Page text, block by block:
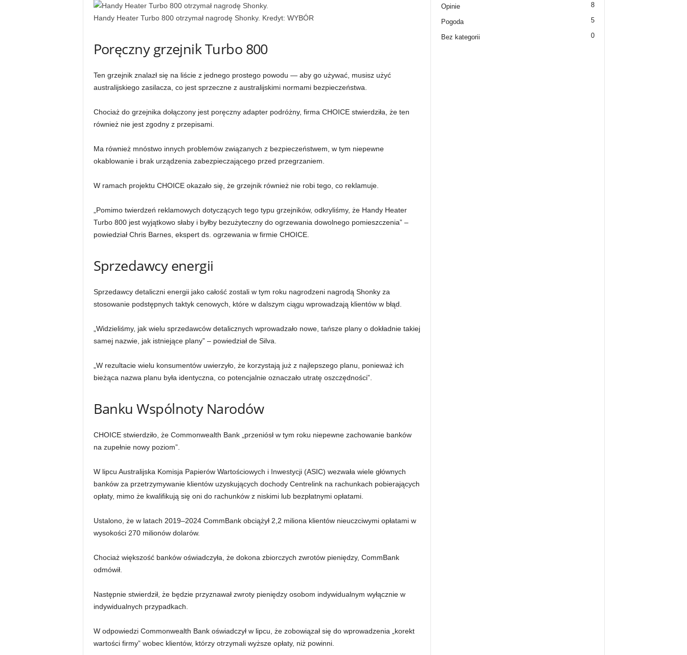
Handy Heater Turbo 800 otrzymał nagrodę Shonky. Kredyt: WYBÓR
Poręczny grzejnik Turbo 800
Ten grzejnik znalazł się na liście z jednego prostego powodu — aby go używać, musisz użyć
australijskiego zasilacza, co jest sprzeczne z australijskimi normami bezpieczeństwa.
Chociaż do grzejnika dołączony jest poręczny adapter podróżny, firma CHOICE stwierdziła, że ​​ten
również nie jest zgodny z przepisami.
Ma również mnóstwo innych problemów związanych z bezpieczeństwem, w tym niepewne
okablowanie i brak urządzenia zabezpieczającego przed przegrzaniem.
W ramach projektu CHOICE okazało się, że grzejnik również nie robi tego, co reklamuje.
„Pomimo twierdzeń reklamowych dotyczących tego typu grzejników, odkryliśmy, że Handy Heater
Turbo 800 jest wyjątkowo słaby i byłby bezużyteczny do ogrzewania dowolnego pomieszczenia” –
powiedział Chris Barnes, ekspert ds. ogrzewania w firmie CHOICE.
Sprzedawcy energii
Sprzedawcy detaliczni energii jako całość zostali w tym roku nagrodzeni nagrodą Shonky za
stosowanie podstępnych taktyk cenowych, które w dalszym ciągu wprowadzają klientów w błąd.
„Widzieliśmy, jak wielu sprzedawców detalicznych wprowadzało nowe, tańsze plany o dokładnie takiej
samej nazwie, jak istniejące plany” – powiedział de Silva.
„W rezultacie wielu konsumentów uwierzyło, że korzystają już z najlepszego planu, ponieważ ich
bieżąca nazwa planu była identyczna, co potencjalnie oznaczało utratę oszczędności”.
Banku Wspólnoty Narodów
CHOICE stwierdziło, że Commonwealth Bank „przeniósł w tym roku niepewne zachowanie banków
na zupełnie nowy poziom”.
W lipcu Australijska Komisja Papierów Wartościowych i Inwestycji (ASIC) wezwała wiele głównych
banków za przetrzymywanie klientów uzyskujących dochody Centrelink na rachunkach pobierających
opłaty, mimo że kwalifikują się oni do rachunków z niskimi lub bezpłatnymi opłatami.
Ustalono, że w latach 2019–2024 CommBank obciążył 2,2 miliona klientów nieuczciwymi opłatami w
wysokości 270 milionów dolarów.
Chociaż większość banków oświadczyła, że ​​dokona zbiorczych zwrotów pieniędzy, CommBank
odmówił.
Następnie stwierdził, że będzie przyznawał zwroty pieniędzy osobom indywidualnym wyłącznie w
indywidualnych przypadkach.
W odpowiedzi Commonwealth Bank oświadczył w lipcu, że zobowiązał się do wprowadzenia „korekt
wartości firmy” wobec klientów, którzy otrzymali wyższe opłaty, niż powinni.
Opinie 8
Pogoda 5
Bez kategorii 0